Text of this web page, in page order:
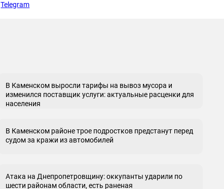
Telegram
В Каменском выросли тарифы на вывоз мусора и
изменился поставщик услуги: актуальные расценки для
населения
В Каменском районе трое подростков предстанут перед
судом за кражи из автомобилей
Атака на Днепропетровщину: оккупанты ударили по
шести районам области, есть раненая